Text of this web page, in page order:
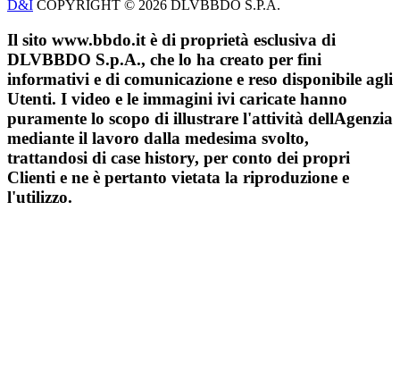
D&I COPYRIGHT © 2026 DLVBBDO S.P.A.
Il sito www.bbdo.it è di proprietà esclusiva di
DLVBBDO S.p.A., che lo ha creato per fini
informativi e di comunicazione e reso disponibile agli
Utenti. I video e le immagini ivi caricate hanno
puramente lo scopo di illustrare l'attività dellAgenzia
mediante il lavoro dalla medesima svolto,
trattandosi di case history, per conto dei propri
Clienti e ne è pertanto vietata la riproduzione e
l'utilizzo.